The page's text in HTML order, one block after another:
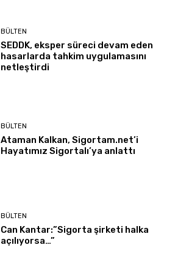
BÜLTEN
SEDDK, eksper süreci devam eden
hasarlarda tahkim uygulamasını
netleştirdi
BÜLTEN
Ataman Kalkan, Sigortam.net’i
Hayatımız Sigortalı’ya anlattı
BÜLTEN
Can Kantar:”Sigorta şirketi halka
açılıyorsa…”